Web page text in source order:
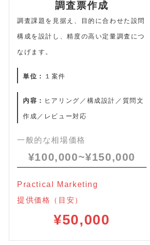
調査票作成
調査課題を見据え、目的に合わせた設問
構成を設計し、精度の高い定量調査につ
なげます。
単位： １ 案件
内容： ヒアリング／構成設計／質問文
作成／レビュー対応
一般的な相場価格
¥100,000~¥150,000
Practical Marketing
提供価格（目安）
¥50,000